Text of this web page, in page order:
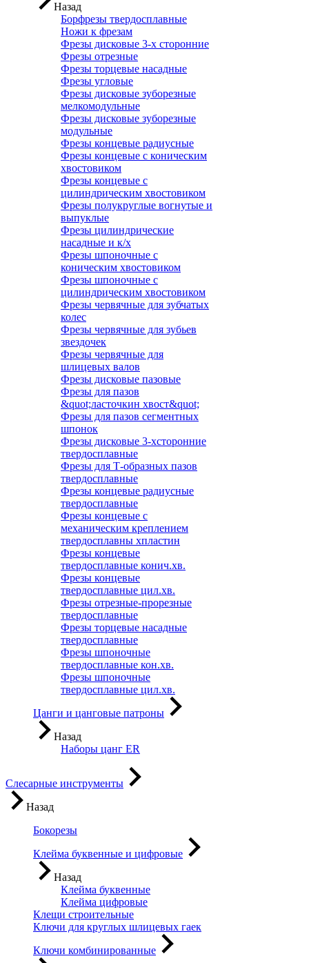
Назад
Борфрезы твердосплавные
Ножи к фрезам
Фрезы дисковые 3-х сторонние
Фрезы отрезные
Фрезы торцевые насадные
Фрезы угловые
Фрезы дисковые зуборезные
мелкомодульные
Фрезы дисковые зуборезные
модульные
Фрезы концевые радиусные
Фрезы концевые с коническим
хвостовиком
Фрезы концевые с
цилиндрическим хвостовиком
Фрезы полукруглые вогнутые и
выпуклые
Фрезы цилиндрические
насадные и к/х
Фрезы шпоночные с
коническим хвостовиком
Фрезы шпоночные с
цилиндрическим хвостовиком
Фрезы червячные для зубчатых
колес
Фрезы червячные для зубьев
звездочек
Фрезы червячные для
шлицевых валов
Фрезы дисковые пазовые
Фрезы для пазов
&quot;ласточкин хвост&quot;
Фрезы для пазов сегментных
шпонок
Фрезы дисковые 3-хсторонние
твердосплавные
Фрезы для Т-образных пазов
твердосплавные
Фрезы концевые радиусные
твердосплавные
Фрезы концевые с
механическим креплением
твердосплавны хпластин
Фрезы концевые
твердосплавные конич.хв.
Фрезы концевые
твердосплавные цил.хв.
Фрезы отрезные-прорезные
твердосплавные
Фрезы торцевые насадные
твердосплавные
Фрезы шпоночные
твердосплавные кон.хв.
Фрезы шпоночные
твердосплавные цил.хв.
Цанги и цанговые патроны
Назад
Наборы цанг ER
Слесарные инструменты
Назад
Бокорезы
Клейма буквенные и цифровые
Назад
Клейма буквенные
Клейма цифровые
Клещи строительные
Ключи для круглых шлицевых гаек
Ключи комбинированные